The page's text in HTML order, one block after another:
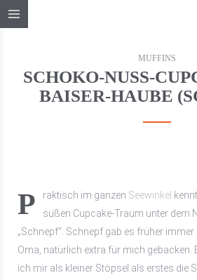
MUFFINS
SCHOKO-NUSS-
BAISER-HAUBE
Praktisch im ganzen Seewinkel
süßen Cupcake-Traum unter dem
„Schnepf“. Schnepf gab es früher
Oma, natürlich extra für mich gebacken.
ich mir als kleiner Stöpsel als erstes die